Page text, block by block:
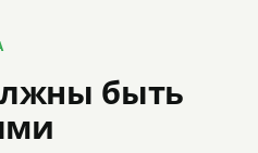
быть